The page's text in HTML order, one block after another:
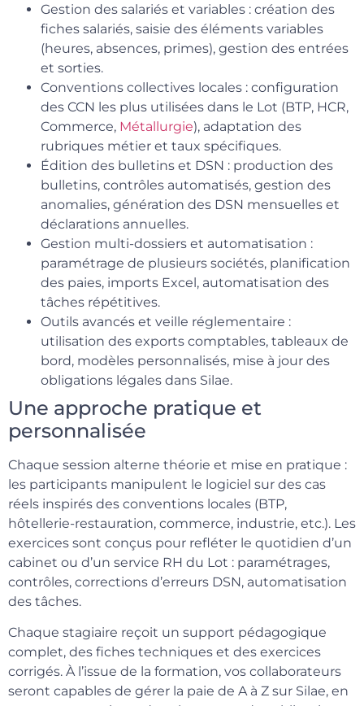
Gestion des salariés et variables : création des
fiches salariés, saisie des éléments variables
(heures, absences, primes), gestion des entrées
et sorties.
Conventions collectives locales : configuration
des CCN les plus utilisées dans le Lot (BTP, HCR,
Commerce, Métallurgie), adaptation des
rubriques métier et taux spécifiques.
Édition des bulletins et DSN : production des
bulletins, contrôles automatisés, gestion des
anomalies, génération des DSN mensuelles et
déclarations annuelles.
Gestion multi-dossiers et automatisation :
paramétrage de plusieurs sociétés, planification
des paies, imports Excel, automatisation des
tâches répétitives.
Outils avancés et veille réglementaire :
utilisation des exports comptables, tableaux de
bord, modèles personnalisés, mise à jour des
obligations légales dans Silae.
Une approche pratique et
personnalisée
Chaque session alterne théorie et mise en pratique :
les participants manipulent le logiciel sur des cas
réels inspirés des conventions locales (BTP,
hôtellerie-restauration, commerce, industrie, etc.). Les
exercices sont conçus pour refléter le quotidien d’un
cabinet ou d’un service RH du Lot : paramétrages,
contrôles, corrections d’erreurs DSN, automatisation
des tâches.
Chaque stagiaire reçoit un support pédagogique
complet, des fiches techniques et des exercices
corrigés. À l’issue de la formation, vos collaborateurs
seront capables de gérer la paie de A à Z sur Silae, en